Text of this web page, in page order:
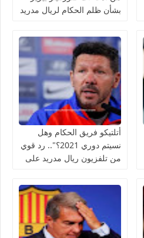
بشأن ظلم الحكام لريال مدريد
أتلتيكو فريق الحكام وهل
نسيتم دوري 2021؟".. رد قوي
من تلفزيون ريال مدريد على